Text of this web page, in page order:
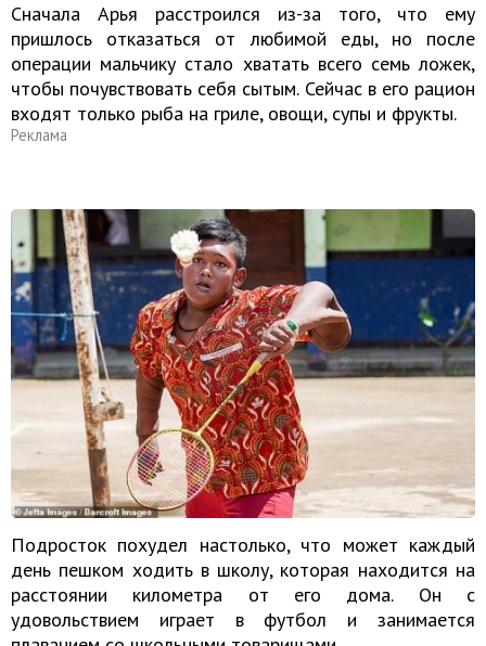
Сначала Арья расстроился из-за того, что ему
пришлось отказаться от любимой еды, но после
операции мальчику стало хватать всего семь ложек,
чтобы почувствовать себя сытым. Сейчас в его рацион
входят только рыба на гриле, овощи, супы и фрукты.
Реклама
Подросток похудел настолько, что может каждый
день пешком ходить в школу, которая находится на
расстоянии километра от его дома. Он с
удовольствием играет в футбол и занимается